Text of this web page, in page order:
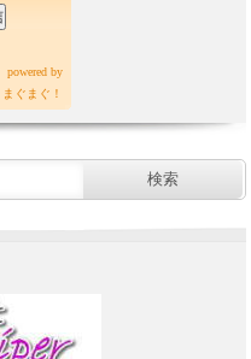
powered by
まぐまぐ！